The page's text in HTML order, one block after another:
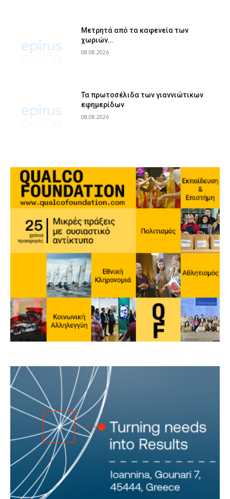
Μετρητά από τα καφενεία των
χωριών…
08.08.2026
Τα πρωτοσέλιδα των γιαννιώτικων
εφημερίδων
08.08.2026